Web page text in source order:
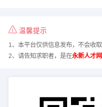
温馨提示
1、本平台仅供信息发布，不会收
2、请告知求职者，是在永新人才网